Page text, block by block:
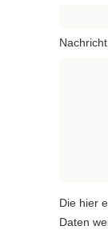
Nachricht
Die hier
Daten